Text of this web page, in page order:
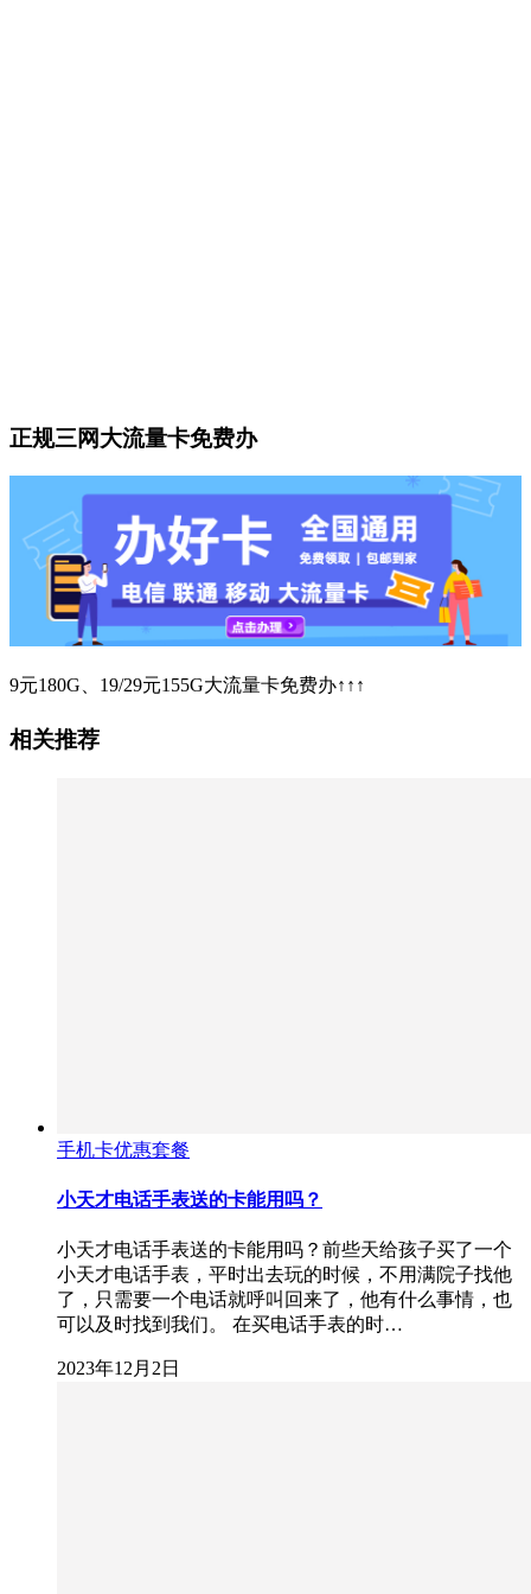
正规三网大流量卡免费办
9元180G、19/29元155G大流量卡免费办↑↑↑
相关推荐
手机卡优惠套餐
小天才电话手表送的卡能用吗？
小天才电话手表送的卡能用吗？前些天给孩子买了一个
小天才电话手表，平时出去玩的时候，不用满院子找他
了，只需要一个电话就呼叫回来了，他有什么事情，也
可以及时找到我们。 在买电话手表的时…
2023年12月2日